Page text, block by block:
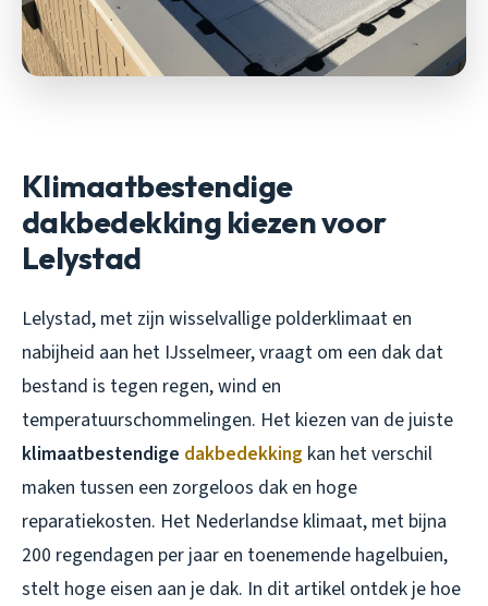
Klimaatbestendige
dakbedekking kiezen voor
Lelystad
Lelystad, met zijn wisselvallige polderklimaat en
nabijheid aan het IJsselmeer, vraagt om een dak dat
bestand is tegen regen, wind en
temperatuurschommelingen. Het kiezen van de juiste
klimaatbestendige dakbedekking kan het verschil
maken tussen een zorgeloos dak en hoge
reparatiekosten. Het Nederlandse klimaat, met bijna
200 regendagen per jaar en toenemende hagelbuien,
stelt hoge eisen aan je dak. In dit artikel ontdek je hoe